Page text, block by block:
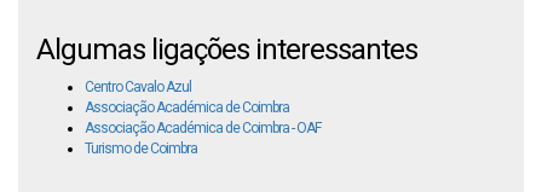
Algumas ligações interessantes
Centro Cavalo Azul
Associação Académica de Coimbra
Associação Académica de Coimbra - OAF
Turismo de Coimbra